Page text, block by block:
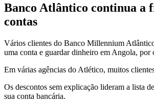
Banco Atlântico continua a
contas
Vários clientes do Banco Millennium
uma conta e guardar dinheiro em Angola,
Em várias agências do Atlético, muitos
Os descontos sem explicação lideram a lista
sua conta bancária.